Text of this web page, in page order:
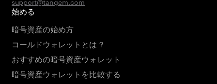
始める
暗号資産の始め方
コールドウォレットとは？
おすすめの暗号資産ウォレット
暗号資産ウォレットを比較する